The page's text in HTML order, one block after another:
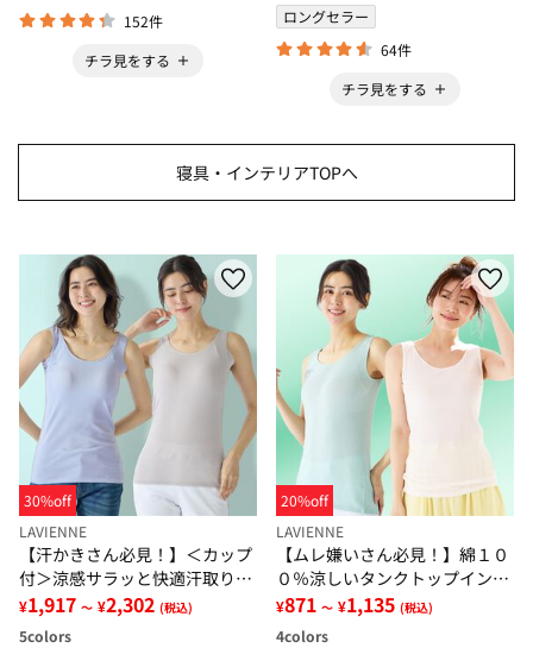
152件
チラ見をする
ロングセラー
64件
チラ見をする
寝具・インテリアTOPへ
30%off
LAVIENNE
【汗かきさん必見！】＜カップ
付＞涼感サラッと快適汗取りタ
ンクトップインナー＜さらりラ
ボ＞
¥1,917 ～ ¥2,302 (税込)
5colors
20%off
LAVIENNE
【ムレ嫌いさん必見！】綿１０
０％涼しいタンクトップインナ
ー＜さらりラボ＞
¥871 ～ ¥1,135 (税込)
4colors